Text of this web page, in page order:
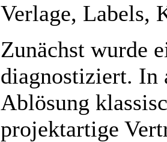
Verlage, Labels,
Zunächst wurde
diagnostiziert. In
Ablösung
projektartige